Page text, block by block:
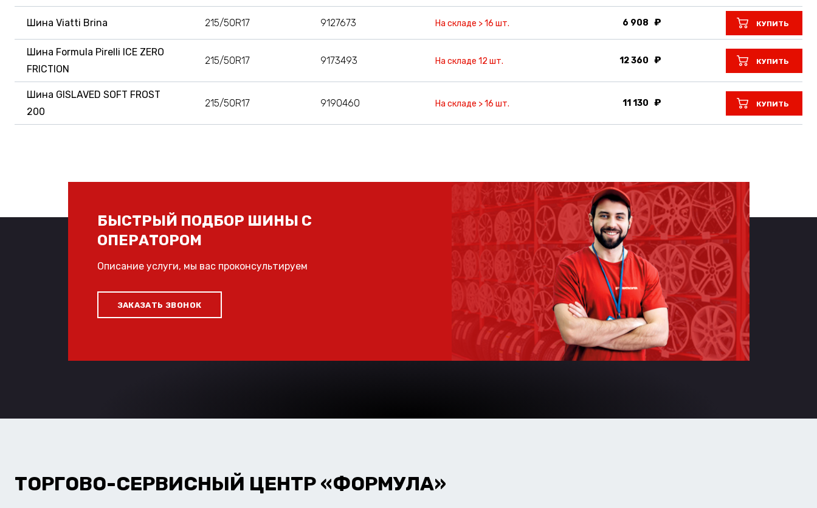
Шина Viatti Brina 215/50R17 9127673 На складе > 16 шт. 6 908 КУПИТЬ
Шина Formula Pirelli ICE ZERO
FRICTION
215/50R17 9173493 На складе 12 шт. 12 360 КУПИТЬ
Шина GISLAVED SOFT FROST
200
215/50R17 9190460 На складе > 16 шт. 11 130 КУПИТЬ
БЫСТРЫЙ ПОДБОР ШИНЫ С
ОПЕРАТОРОМ
Описание услуги, мы вас проконсультируем
ЗАКАЗАТЬ ЗВОНОК
ТОРГОВО-СЕРВИСНЫЙ ЦЕНТР «ФОРМУЛА»